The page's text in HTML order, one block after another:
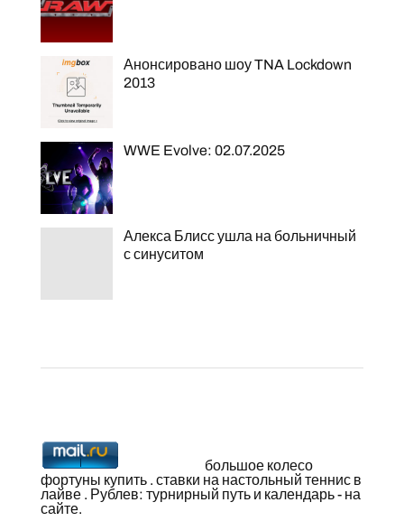
Анонсировано шоу TNA Lockdown
2013
WWE Evolve: 02.07.2025
Алекса Блисс ушла на больничный
с синуситом
большое колесо
фортуны купить. ставки на настольный теннис в
лайве. Рублев: турнирный путь и календарь - на
сайте.